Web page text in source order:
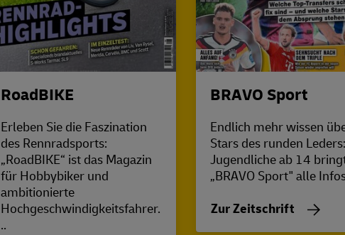
RoadBIKE
Erleben Sie die Faszination
des Rennradsports:
„RoadBIKE“ ist das Magazin
für Hobbybiker und
ambitionierte
Hochgeschwindigkeitsfahrer.
..
BRAVO Sport
Endlich mehr wissen
Stars des runden
Jugendliche ab 14
„BRAVO Sport" alle
Zur Zeitschrift